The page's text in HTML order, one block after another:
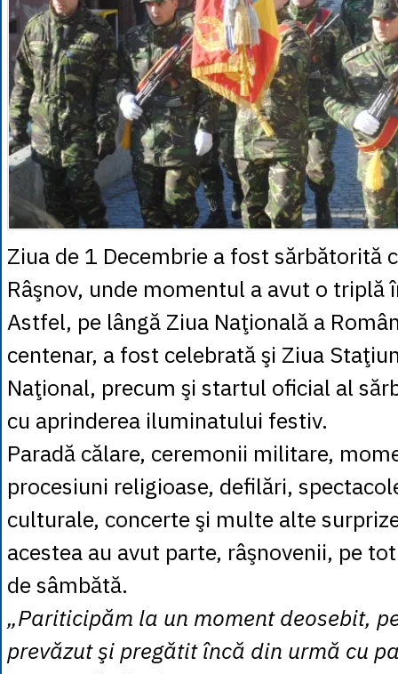
Ziua de 1 Decembrie a fost sărbătorită
Râşnov, unde momentul a avut o triplă
Astfel, pe lângă Ziua Naţională a
centenar, a fost celebrată şi Ziua
Naţional, precum şi startul oficial al
cu aprinderea iluminatului festiv.
Paradă călare, ceremonii militare,
procesiuni religioase, defilări,
culturale, concerte şi multe alte
acestea au avut parte, râşnovenii, pe
de sâmbătă.
„Pariticipăm la un moment deosebit,
prevăzut şi pregătit încă din urmă cu